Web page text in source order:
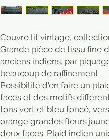
Couvre lit vintage,
Grande pièce de tissu fine
anciens indiens, par
beaucoup de raffinement.
Possibilité d'en faire un
faces et des motifs
tons vert et bleu foncé,
orange grandes fleurs
deux faces. Plaid indien